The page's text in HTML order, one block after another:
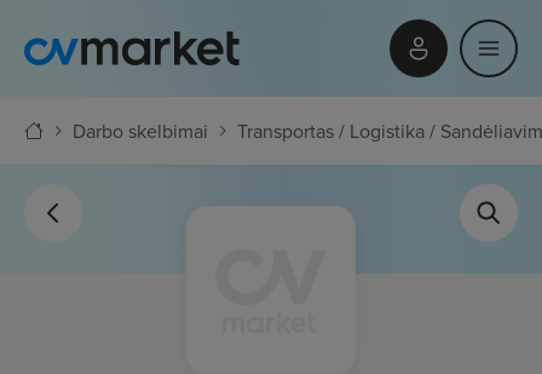
Darbo skelbimai Transportas / Logistika /